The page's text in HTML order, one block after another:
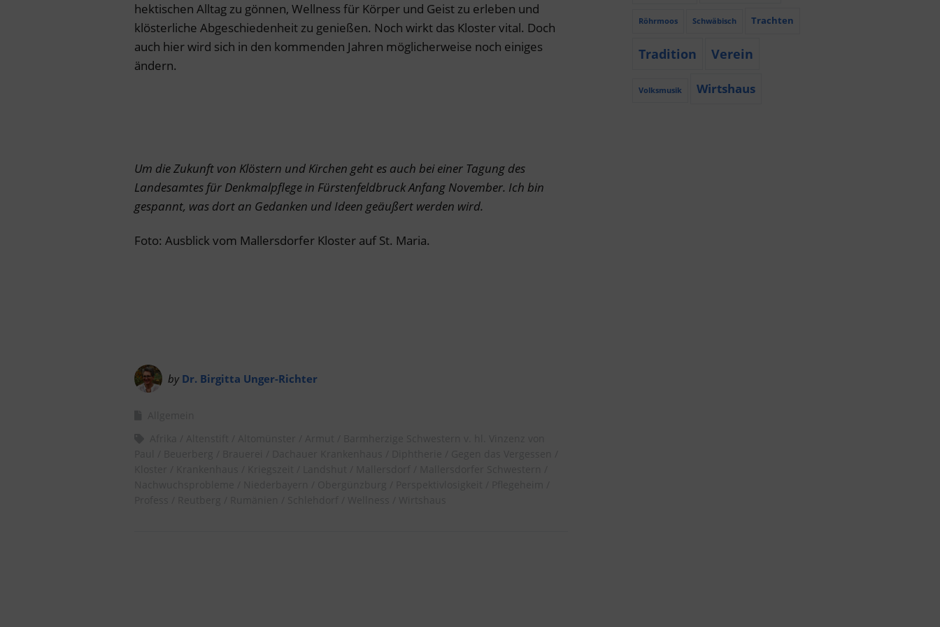
hektischen Alltag zu gönnen, Wellness für Körper und Geist zu erleben und
klösterliche Abgeschiedenheit zu genießen. Noch wirkt das Kloster vital. Doch
auch hier wird sich in den kommenden Jahren möglicherweise noch einiges
ändern.
Um die Zukunft von Klöstern und Kirchen geht es auch bei einer Tagung des
Landesamtes für Denkmalpflege in Fürstenfeldbruck Anfang November. Ich bin
gespannt, was dort an Gedanken und Ideen geäußert werden wird.
Foto: Ausblick vom Mallersdorfer Kloster auf St. Maria.
by Dr. Birgitta Unger-Richter
Röhrmoos Schwäbisch Trachten
Tradition Verein
Volksmusik Wirtshaus